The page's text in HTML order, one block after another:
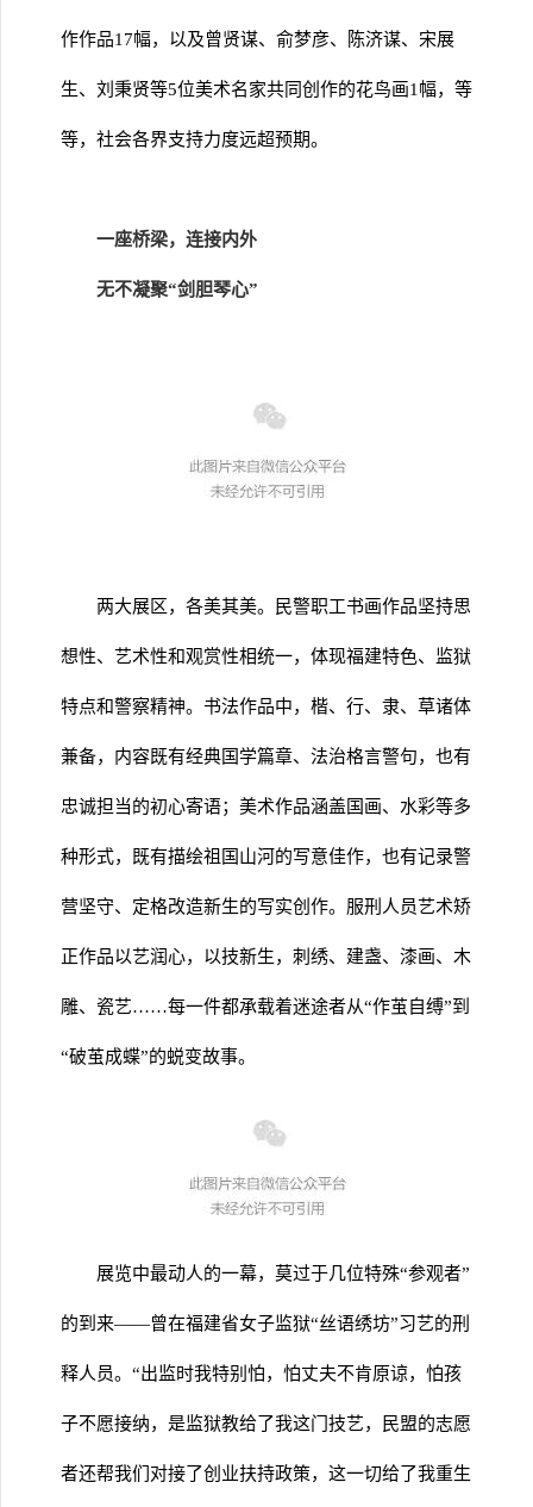
作作品17幅，以及曾贤谋、俞梦彦、陈济谋、宋展
生、刘秉贤等5位美术名家共同创作的花鸟画1幅，等
等，社会各界支持力度远超预期。
一座桥梁，连接内外
无不凝聚“剑胆琴心”
两大展区，各美其美。民警职工书画作品坚持思
想性、艺术性和观赏性相统一，体现福建特色、监狱
特点和警察精神。书法作品中，楷、行、隶、草诸体
兼备，内容既有经典国学篇章、法治格言警句，也有
忠诚担当的初心寄语；美术作品涵盖国画、水彩等多
种形式，既有描绘祖国山河的写意佳作，也有记录警
营坚守、定格改造新生的写实创作。服刑人员艺术矫
正作品以艺润心，以技新生，刺绣、建盏、漆画、木
雕、瓷艺……每一件都承载着迷途者从“作茧自缚”到
“破茧成蝶”的蜕变故事。
展览中最动人的一幕，莫过于几位特殊“参观者”
的到来——曾在福建省女子监狱“丝语绣坊”习艺的刑
释人员。“出监时我特别怕，怕丈夫不肯原谅，怕孩
子不愿接纳，是监狱教给了我这门技艺，民盟的志愿
者还帮我们对接了创业扶持政策，这一切给了我重生